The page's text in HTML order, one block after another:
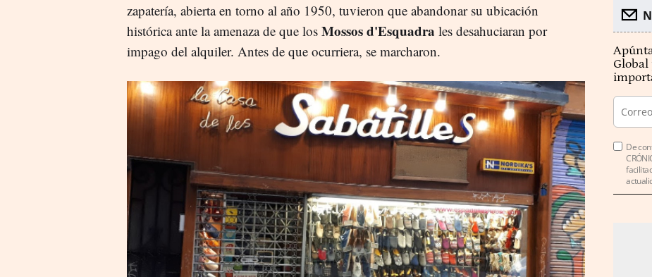
zapatería, abierta en torno al año 1950, tuvieron que abandonar su ubicación
histórica ante la amenaza de que los Mossos d'Esquadra les desahuciaran por
impago del alquiler. Antes de que ocurriera, se marcharon.
Global
De